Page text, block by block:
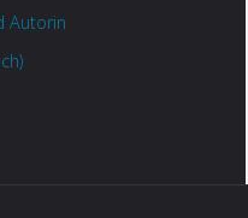
Autorin